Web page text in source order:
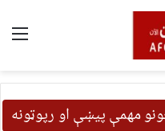
مهمې پیښې او رپوټونه